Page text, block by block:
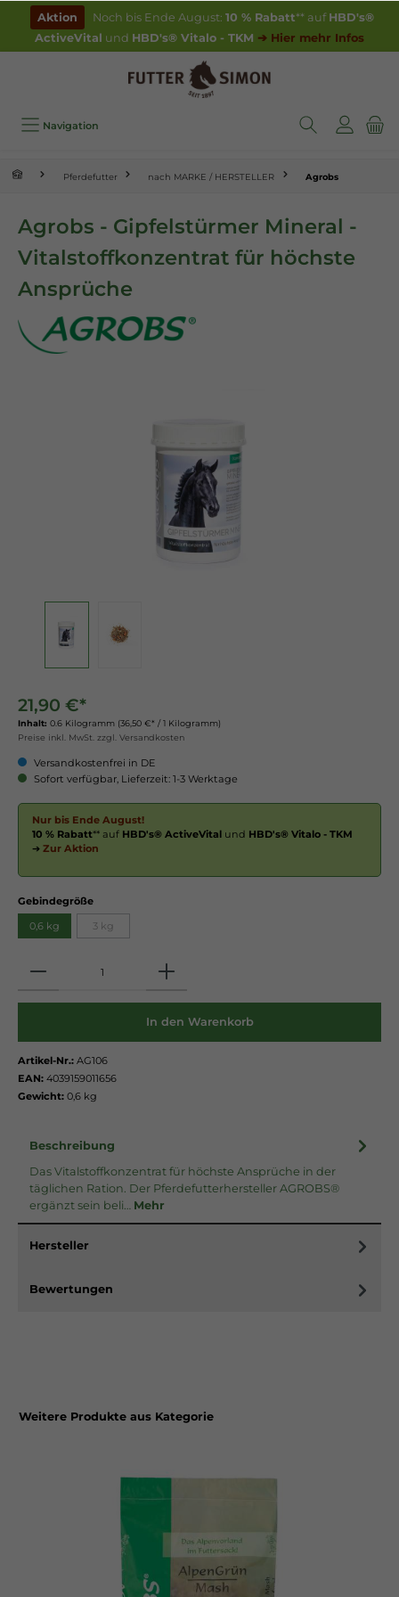
springen
Aktion Noch bis Ende August: 10 % Rabatt** auf HBD's®
ActiveVital und HBD's® Vitalo - TKM ➔ Hier mehr Infos
Navigation
Pferdefutter nach MARKE / HERSTELLER Agrobs
Agrobs - Gipfelstürmer Mineral -
Vitalstoffkonzentrat für höchste
Ansprüche
21,90 €*
Inhalt: 0.6 Kilogramm (36,50 €* / 1 Kilogramm)
Preise inkl. MwSt. zzgl. Versandkosten
Versandkostenfrei in DE
Sofort verfügbar, Lieferzeit: 1-3 Werktage
Nur bis Ende August!
10 % Rabatt** auf HBD's® ActiveVital und HBD's® Vitalo - TKM
➔ Zur Aktion
Gebindegröße
0,6 kg 3 kg
In den Warenkorb
Artikel-Nr.: AG106
EAN: 4039159011656
Gewicht: 0,6 kg
Beschreibung
Das Vitalstoffkonzentrat für höchste Ansprüche in der
täglichen Ration. Der Pferdefutterhersteller AGROBS®
ergänzt sein beli… Mehr
Hersteller
Bewertungen
Weitere Produkte aus Kategorie